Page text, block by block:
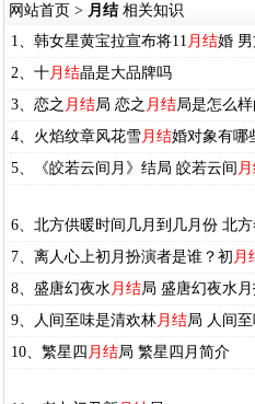
网站首页 > 月结相关知识
1、韩女星黄宝拉宣布将11 月结婚
2、十月结晶是大品牌吗
3、恋之 月结局 恋之 月结局是怎么样
4、火焰纹章风花雪月结婚对象有哪
5、《皎若云间月》结局 皎若云间
6、北方供暖时间几月到几月份 北
7、离人心上初月扮演者是谁？初 月
8、盛唐幻夜水月结局 盛唐幻夜水
9、人间至味是清欢林月结局 人间
10、繁星四 月结局 繁星四月简介